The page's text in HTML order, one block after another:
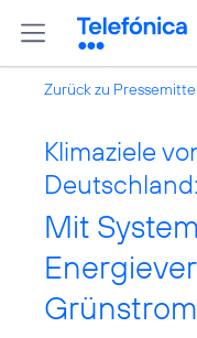
Zurück zu
Klimaziele
Deutschland:
Mit
Grünstrom